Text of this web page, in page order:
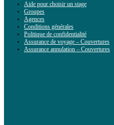
Aide pour choisir un stage
Groupes
Agences
Conditions générales
Politique de confidentialité
Assurance de voyage – Couvertures
Assurance annulation – Couvertures